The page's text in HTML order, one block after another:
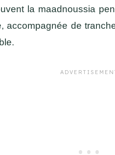
la maadnoussia
accompagnée de